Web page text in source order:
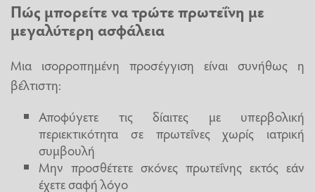
Πώς μπορείτε να τρώτε πρωτεΐνη με
μεγαλύτερη ασφάλεια
Μια ισορροπημένη προσέγγιση είναι συνήθως η
βέλτιστη:
Αποφύγετε τις δίαιτες με υπερβολική
περιεκτικότητα σε πρωτεΐνες χωρίς ιατρική
συμβουλή
Μην προσθέτετε σκόνες πρωτεΐνης εκτός εάν
έχετε σαφή λόγο